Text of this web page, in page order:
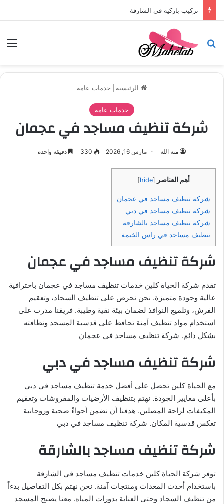
تركيب باركيه في الشارقة
بحث عن
الرئيسية خدمات عامة
خدمات عامة
شركة تنظيف مساجد في عجمان
منه الله مارس 16, 2026 330 دقيقة واحدة
أهم العناصر [
hide
]
شركة تنظيف مساجد في عجمان
شركة تنظيف مساجد في دبي
شركة تنظيف مساجد بالشارقة
تنظيف مساجد في راس الخيمة
شركة تنظيف مساجد في عجمان
تقدم شركة الحياة كلين خدمات تنظيف مساجد في عجمان باحترافية
عالية وجودة متميزة. نحن نحرص على تنظيف السجاد، وتعقيم
الفرش، وتلميع النوافذ لضمان بيئة نقية وطيبة. فريقنا مدرب على
استخدام مواد تنظيف آمنة تحافظ على قدسية المسجد ونظافته
بشكل دائم. شركة تنظيف مساجد في عجمان
شركة تنظيف مساجد في دبي
مع الحياة كلين تحصل على أفضل خدمة تنظيف مساجد في دبي
بأعلى معايير الجودة. نهتم بتنظيف الأرضيات والمفروشات وتعقيم
المكيفات لراحة المصلين. هدفنا أن نضمن أجواءً صحية وروحانية
تعكس قدسية المكان. شركة تنظيف مساجد في دبي
شركة تنظيف مساجد بالشارقة
توفر شركة الحياة كلين خدمات تنظيف مساجد في الشارقة
باستخدام أحدث المعدات ومنتجات آمنة. نحن نهتم بكل التفاصيل بدءاً
من تنظيف السجاد وحتى العناية بدورات المياه. معنا يصبح المسجد